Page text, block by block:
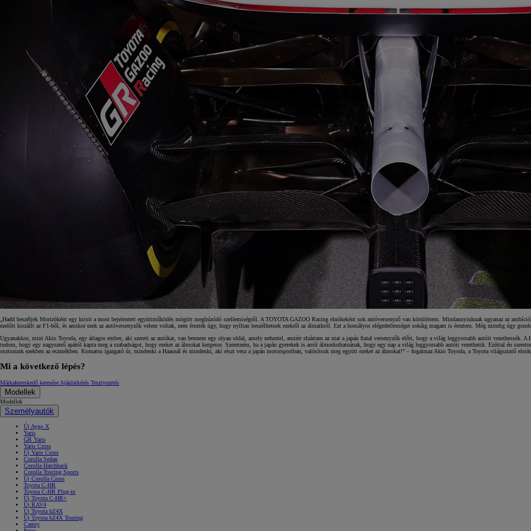
10 020 000 Ft-
Corolla Hatchback
HYBRID
„Hadd beszéljek Morizóként egy kicsit a most bejelentett együttműködés mögött meghúzódó szellemiségről. A TOYOTA GAZOO Racing elnökeként sok autóversenyző van körülöttem. Mindannyiuknak ugyanaz az
ezelőtt kiszállt az F1-ből, és amikor ezek az autóversenyzők velem voltak, nem érezték úgy, hogy nyíltan beszélhetnek ezekről az álmaikról. Ezt a homályos elégedetlenséget sokáig magam is éreztem. Még mindig úgy
Ugyanakkor, mint Akio Toyoda, egy átlagos ember, aki szereti az autókat, van bennem egy olyan oldal, amely neheztel, amiért elzártam az utat a japán fiatal versenyzők előtt, hogy a világ leggyorsabb autóit vezethessék.
tudom, hogy egy nagyszerű apától kapta meg a szabadságot, hogy ezeket az álmokat kergesse. Szeretném, ha a japán gyerekek is arról álmodozhatnának, hogy egy nap a világ leggyorsabb autóit vezethetik. Ezúttal én
osztozunk ezekben az eszmékben. Komatsu igazgató úr, mindenki a Haasnál és mindenki, aki részt vesz a japán motorsportban, valósítsuk meg együtt ezeket az álmokat!” – fogalmaz Akio Toyoda, a Toyota világszintű
Mi a következő lépés?
Márkakereskedő keresése Ajánlatkérés Tesztvezetés
Modellek
Modellek
Személyautók
Új Aygo X
Yaris
GR Yaris
Yaris Cross
Új Yaris Cross
Corolla Sedan
Corolla Hatchback
Corolla Touring Sports
Új Corolla Cross
Toyota C-HR
Toyota C-HR Plug-in
Új Toyota C-HR+
Új RAV4
Új Toyota bZ4X
Új Toyota bZ4X Touring
Camry